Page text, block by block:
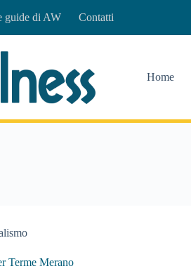
guide di AW Contatti
Home
Terme Merano